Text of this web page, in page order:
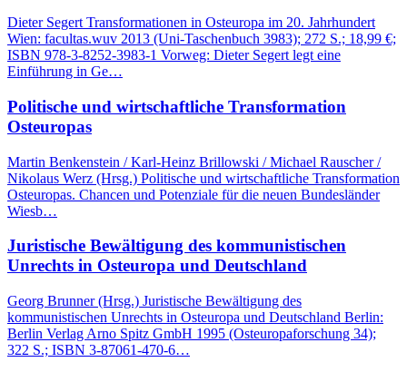
Dieter Segert Transformationen in Osteuropa im 20. Jahrhundert
Wien: facultas.wuv 2013 (Uni-Taschenbuch 3983); 272 S.; 18,99 €;
ISBN 978-3-8252-3983-1 Vorweg: Dieter Segert legt eine
Einführung in Ge…
Politische und wirtschaftliche Transformation
Osteuropas
Martin Benkenstein / Karl-Heinz Brillowski / Michael Rauscher /
Nikolaus Werz (Hrsg.) Politische und wirtschaftliche Transformation
Osteuropas. Chancen und Potenziale für die neuen Bundesländer
Wiesb…
Juristische Bewältigung des kommunistischen
Unrechts in Osteuropa und Deutschland
Georg Brunner (Hrsg.) Juristische Bewältigung des
kommunistischen Unrechts in Osteuropa und Deutschland Berlin:
Berlin Verlag Arno Spitz GmbH 1995 (Osteuropaforschung 34);
322 S.; ISBN 3-87061-470-6…